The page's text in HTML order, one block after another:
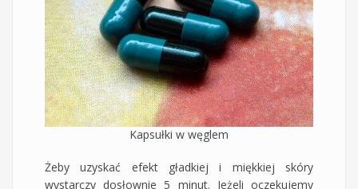
Kapsułki w węglem
Żeby uzyskać efekt gładkiej i miękkiej skóry
wystarczy dosłownie 5 minut. Jeżeli oczekujemy